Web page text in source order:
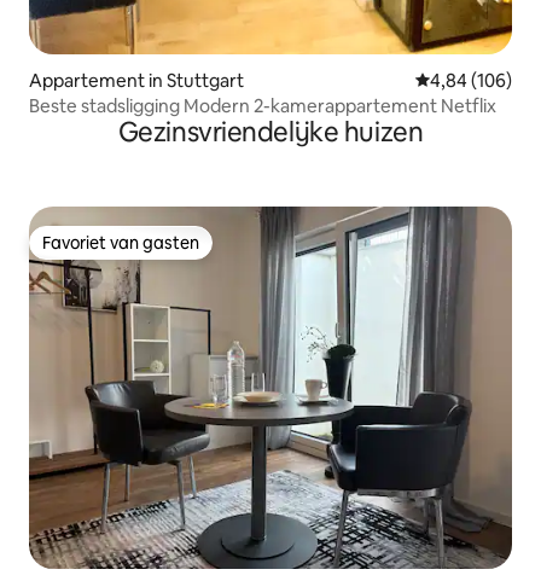
Appartement in Stuttgart Gemiddelde
4,84 (106)
Beste stadsligging Modern 2-kamerappartement Netflix
Gezinsvriendelijke huizen
Favoriet van gasten
Favoriet van gasten